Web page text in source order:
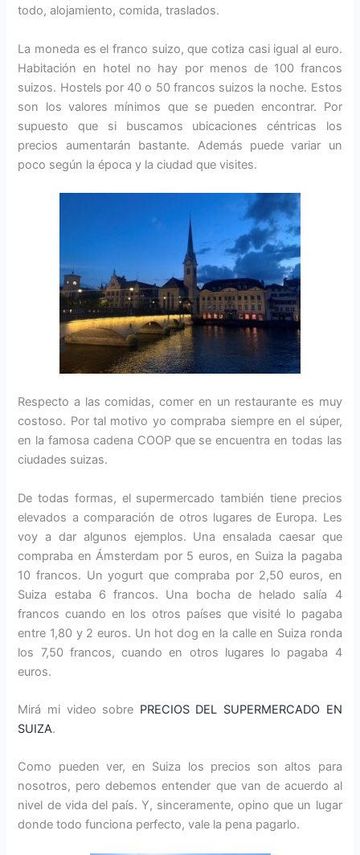
todo, alojamiento, comida, traslados.
La moneda es el franco suizo, que cotiza casi igual al euro.
Habitación en hotel no hay por menos de 100 francos
suizos. Hostels por 40 o 50 francos suizos la noche. Estos
son los valores mínimos que se pueden encontrar. Por
supuesto que si buscamos ubicaciones céntricas los
precios aumentarán bastante. Además puede variar un
poco según la época y la ciudad que visites.
Respecto a las comidas, comer en un restaurante es muy
costoso. Por tal motivo yo compraba siempre en el súper,
en la famosa cadena COOP que se encuentra en todas las
ciudades suizas.
De todas formas, el supermercado también tiene precios
elevados a comparación de otros lugares de Europa. Les
voy a dar algunos ejemplos. Una ensalada caesar que
compraba en Ámsterdam por 5 euros, en Suiza la pagaba
10 francos. Un yogurt que compraba por 2,50 euros, en
Suiza estaba 6 francos. Una bocha de helado salía 4
francos cuando en los otros países que visité lo pagaba
entre 1,80 y 2 euros. Un hot dog en la calle en Suiza ronda
los 7,50 francos, cuando en otros lugares lo pagaba 4
euros.
Mirá mi video sobre PRECIOS DEL SUPERMERCADO EN
SUIZA.
Como pueden ver, en Suiza los precios son altos para
nosotros, pero debemos entender que van de acuerdo al
nivel de vida del país. Y, sinceramente, opino que un lugar
donde todo funciona perfecto, vale la pena pagarlo.